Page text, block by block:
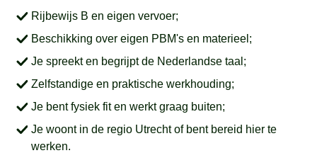
Rijbewijs B en eigen vervoer;
Beschikking over eigen PBM's en materieel;
Je spreekt en begrijpt de Nederlandse taal;
Zelfstandige en praktische werkhouding;
Je bent fysiek fit en werkt graag buiten;
Je woont in de regio Utrecht of bent bereid hier te
werken.